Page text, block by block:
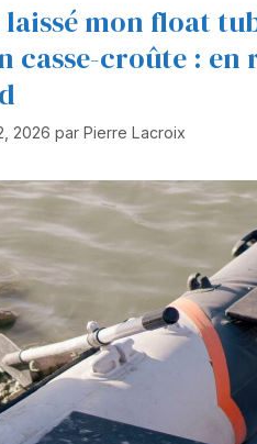
laissé mon float
casse-croûte :
2026 par Pierre Lacroix